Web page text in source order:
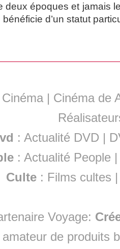
deux époques et jamais
bénéficie d’un statut
| Cinéma de
: Actualité DVD |
:Actualité People
Culte : Films cultes
Voyage:
de produits